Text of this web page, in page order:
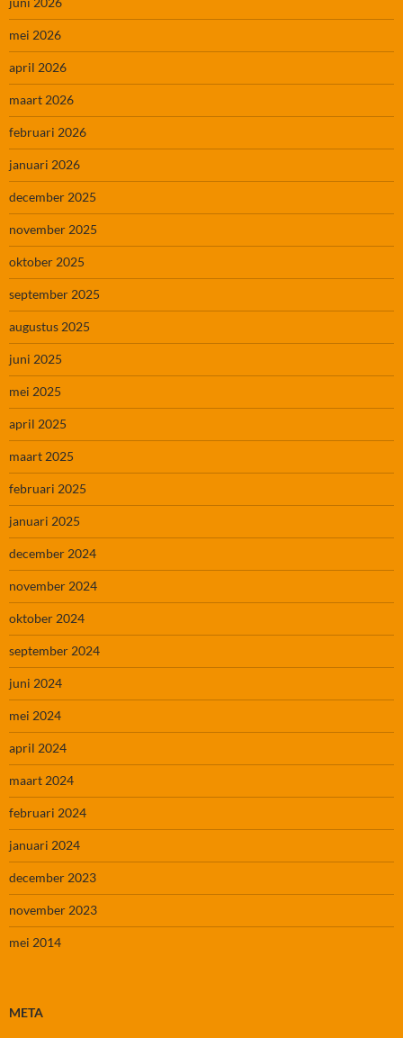
mei 2026
april 2026
maart 2026
februari 2026
januari 2026
december 2025
november 2025
oktober 2025
september 2025
augustus 2025
juni 2025
mei 2025
april 2025
maart 2025
februari 2025
januari 2025
december 2024
november 2024
oktober 2024
september 2024
juni 2024
mei 2024
april 2024
maart 2024
februari 2024
januari 2024
december 2023
november 2023
mei 2014
META